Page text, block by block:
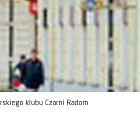
klubu Czarni Radom